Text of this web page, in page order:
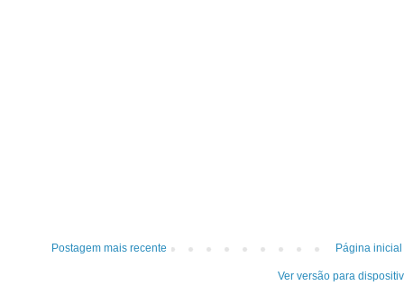
Postagem mais recente Página inicial
Ver versão para